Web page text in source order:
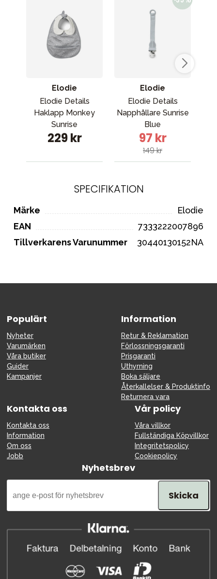
Elodie
Elodie Details
Haklapp Monkey
Sunrise
229 kr
Elodie
Elodie Details
Napphållare Sunrise
Blue
97 kr
149 kr
SPECIFIKATION
Märke
Elodie
EAN
7333222007896
Tillverkarens Varunummer
30440130152NA
Populärt
Nyheter
Varumärken
Våra butiker
Guider
Kampanjer
Information
Retur & Reklamation
Förlossningsgaranti
Prisgaranti
Uthyrning
Boka säljare
Återkallelser & Produktinfo
Returnera vara
Kontakta oss
Kontakta oss
Information
Om oss
Jobb
Vår policy
Våra villkor
Fullständiga Köpvillkor
Integritetspolicy
Cookiepolicy
Nyhetsbrev
Skicka